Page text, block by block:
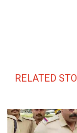
RELATED